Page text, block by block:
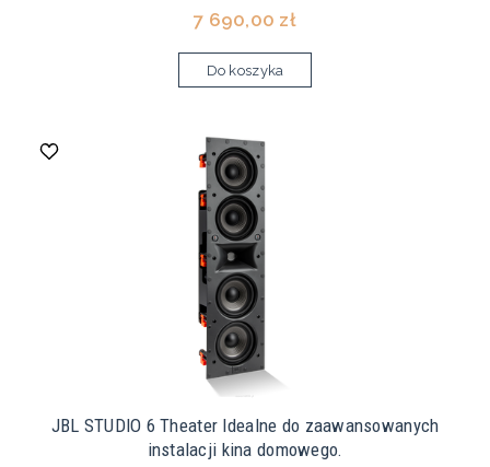
7 690,00 zł
Do koszyka
JBL STUDIO 6 Theater Idealne do zaawansowanych
instalacji kina domowego.